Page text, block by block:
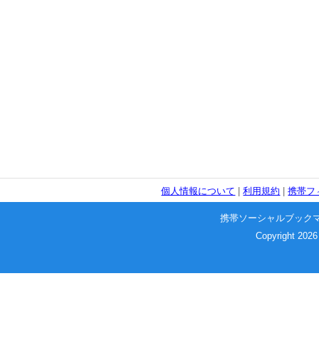
個人情報について |利用規約 |携帯フ
携帯ソーシャルブック
Copyright